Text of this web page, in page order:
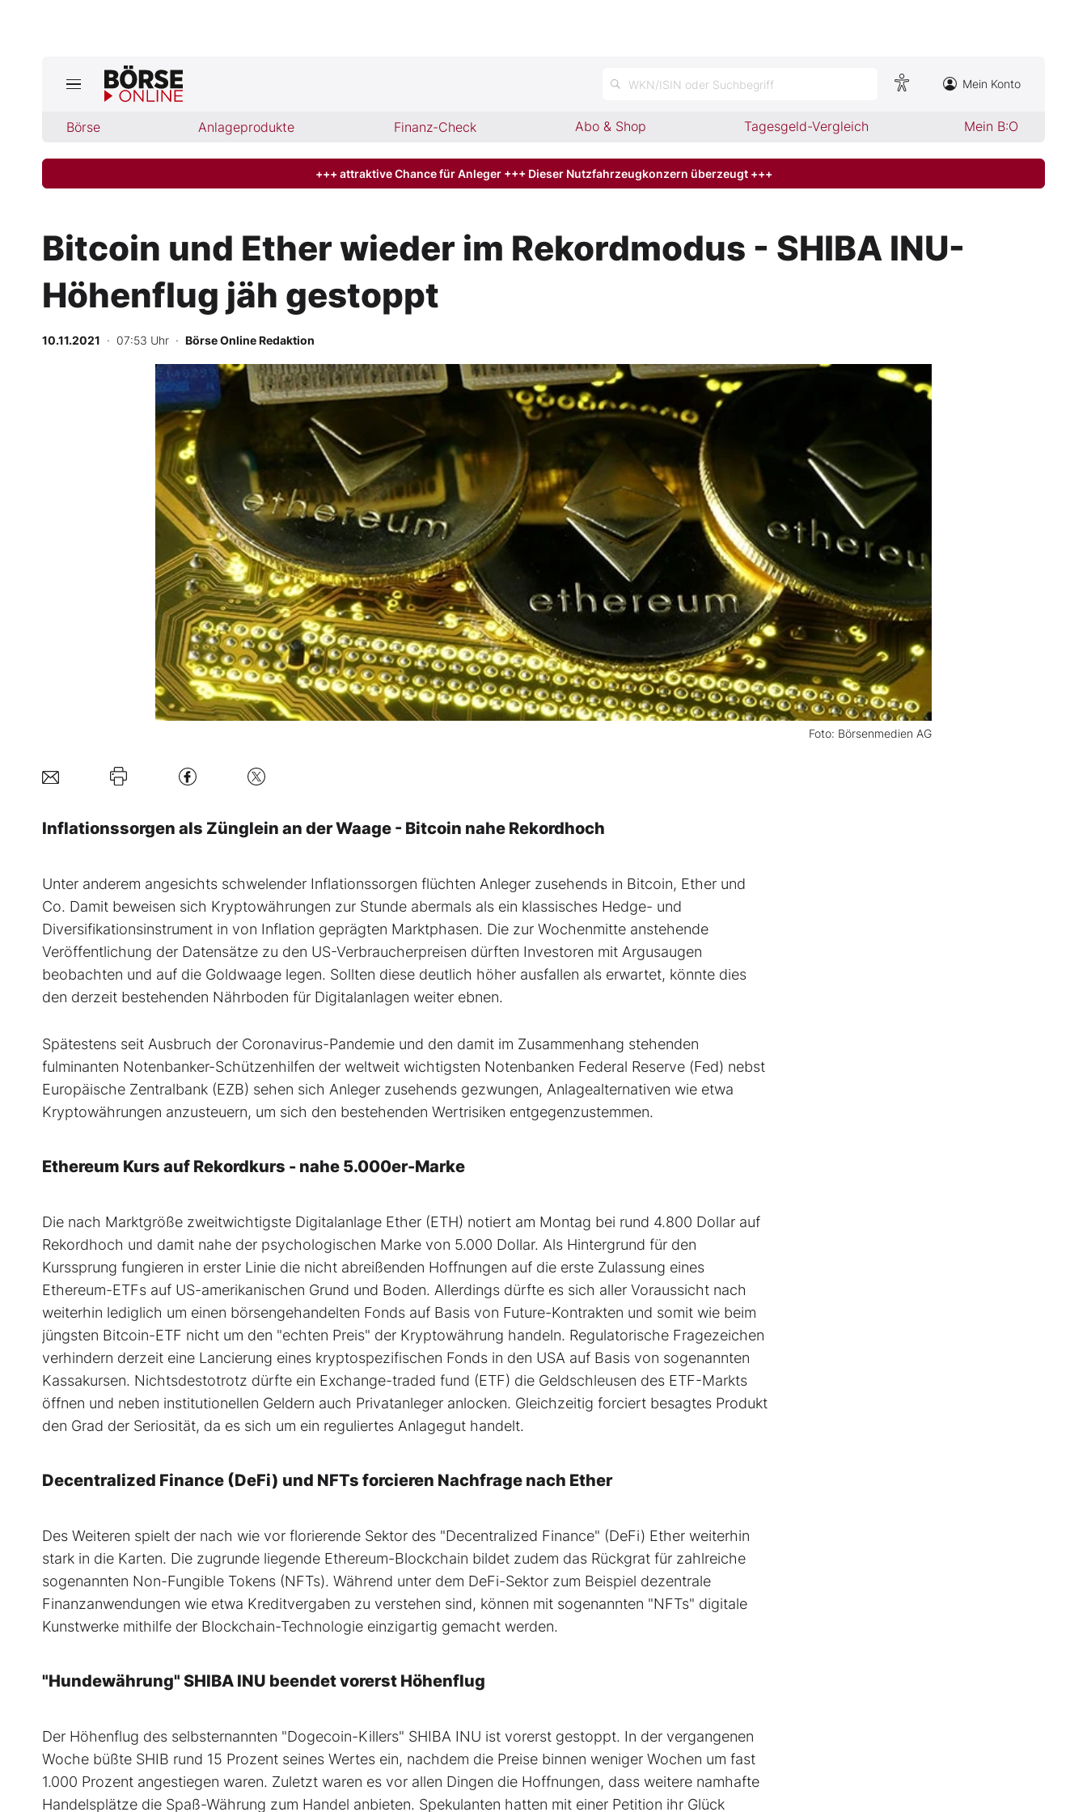
WKN/ISIN oder Suchbegriff Mein Konto
Börse Anlageprodukte Finanz-Check Abo & Shop Tagesgeld-Vergleich Mein B:O
Jetzt aktuelle Ausgabe BÖRSE ONLINE lesen
Finanz-Check
Abo & Shop
BO-Musterdepots
Experten
Mein B:O
Mein Konto
Folgen Sie uns
Kontakt
+++ attraktive Chance für Anleger +++ Dieser Nutzfahrzeugkonzern überzeugt +++
Bitcoin und Ether wieder im Rekordmodus - SHIBA INU-
Höhenflug jäh gestoppt
10.11.2021 · 07:53 Uhr · Börse Online Redaktion
Foto: Börsenmedien AG
Inflationssorgen als Zünglein an der Waage - Bitcoin nahe Rekordhoch
Unter anderem angesichts schwelender Inflationssorgen flüchten Anleger zusehends in Bitcoin, Ether und
Co. Damit beweisen sich Kryptowährungen zur Stunde abermals als ein klassisches Hedge- und
Diversifikationsinstrument in von Inflation geprägten Marktphasen. Die zur Wochenmitte anstehende
Veröffentlichung der Datensätze zu den US-Verbraucherpreisen dürften Investoren mit Argusaugen
beobachten und auf die Goldwaage legen. Sollten diese deutlich höher ausfallen als erwartet, könnte dies
den derzeit bestehenden Nährboden für Digitalanlagen weiter ebnen.
Spätestens seit Ausbruch der Coronavirus-Pandemie und den damit im Zusammenhang stehenden
fulminanten Notenbanker-Schützenhilfen der weltweit wichtigsten Notenbanken Federal Reserve (Fed) nebst
Europäische Zentralbank (EZB) sehen sich Anleger zusehends gezwungen, Anlagealternativen wie etwa
Kryptowährungen anzusteuern, um sich den bestehenden Wertrisiken entgegenzustemmen.
Ethereum Kurs auf Rekordkurs - nahe 5.000er-Marke
Die nach Marktgröße zweitwichtigste Digitalanlage Ether (ETH) notiert am Montag bei rund 4.800 Dollar auf
Rekordhoch und damit nahe der psychologischen Marke von 5.000 Dollar. Als Hintergrund für den
Kurssprung fungieren in erster Linie die nicht abreißenden Hoffnungen auf die erste Zulassung eines
Ethereum-ETFs auf US-amerikanischen Grund und Boden. Allerdings dürfte es sich aller Voraussicht nach
weiterhin lediglich um einen börsengehandelten Fonds auf Basis von Future-Kontrakten und somit wie beim
jüngsten Bitcoin-ETF nicht um den "echten Preis" der Kryptowährung handeln. Regulatorische Fragezeichen
verhindern derzeit eine Lancierung eines kryptospezifischen Fonds in den USA auf Basis von sogenannten
Kassakursen. Nichtsdestotrotz dürfte ein Exchange-traded fund (ETF) die Geldschleusen des ETF-Markts
öffnen und neben institutionellen Geldern auch Privatanleger anlocken. Gleichzeitig forciert besagtes Produkt
den Grad der Seriosität, da es sich um ein reguliertes Anlagegut handelt.
Decentralized Finance (DeFi) und NFTs forcieren Nachfrage nach Ether
Des Weiteren spielt der nach wie vor florierende Sektor des "Decentralized Finance" (DeFi) Ether weiterhin
stark in die Karten. Die zugrunde liegende Ethereum-Blockchain bildet zudem das Rückgrat für zahlreiche
sogenannten Non-Fungible Tokens (NFTs). Während unter dem DeFi-Sektor zum Beispiel dezentrale
Finanzanwendungen wie etwa Kreditvergaben zu verstehen sind, können mit sogenannten "NFTs" digitale
Kunstwerke mithilfe der Blockchain-Technologie einzigartig gemacht werden.
"Hundewährung" SHIBA INU beendet vorerst Höhenflug
Der Höhenflug des selbsternannten "Dogecoin-Killers" SHIBA INU ist vorerst gestoppt. In der vergangenen
Woche büßte SHIB rund 15 Prozent seines Wertes ein, nachdem die Preise binnen weniger Wochen um fast
1.000 Prozent angestiegen waren. Zuletzt waren es vor allen Dingen die Hoffnungen, dass weitere namhafte
Handelsplätze die Spaß-Währung zum Handel anbieten. Spekulanten hatten mit einer Petition ihr Glück